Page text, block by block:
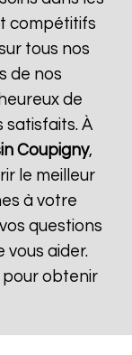
compétitifs
tous nos
de nos
de
satisfaits. À
Coupigny,
le meilleur
à votre
questions
vous aider.
pour obtenir